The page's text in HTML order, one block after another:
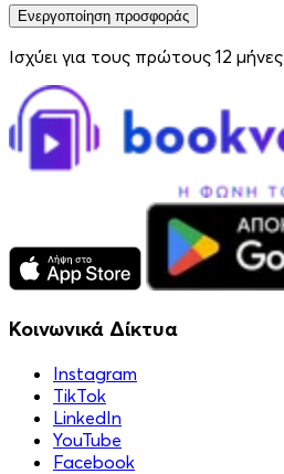
Ενεργοποίηση προσφοράς
Ισχύει για τους πρώτους 12 μήνες
Κοινωνικά Δίκτυα
Instagram
TikTok
LinkedIn
YouTube
Facebook